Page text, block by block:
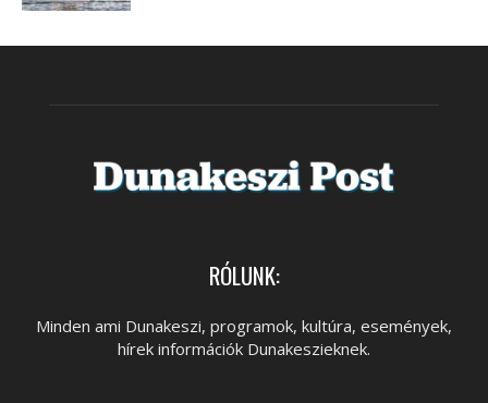
RÓLUNK:
Minden ami Dunakeszi, programok, kultúra, események,
hírek információk Dunakeszieknek.